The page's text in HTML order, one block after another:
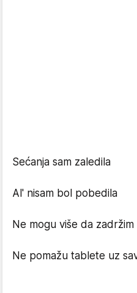
Sećanja sam zaledila
Al' nisam bol pobedila
Ne mogu više da zadržim
Ne pomažu tablete uz